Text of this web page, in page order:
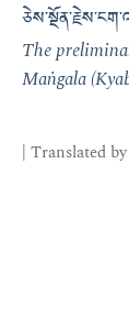
The
Maṅgala
| Translated by